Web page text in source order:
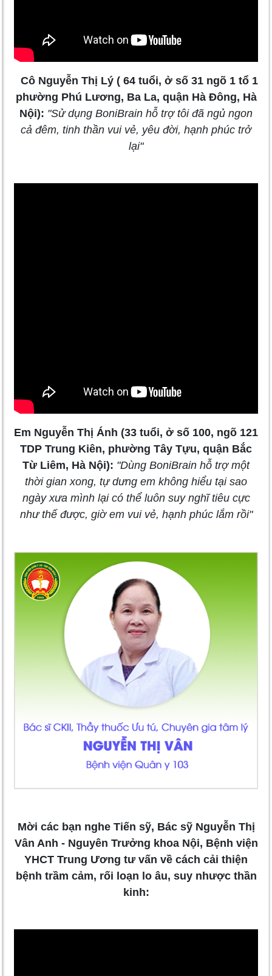
Cô Nguyễn Thị Lý ( 64 tuổi, ở số 31 ngõ 1 tổ 1
phường Phú Lương, Ba La, quận Hà Đông, Hà
Nội): "Sử dụng BoniBrain hỗ trợ tôi đã ngủ ngon
cả đêm, tinh thần vui vẻ, yêu đời, hạnh phúc trở
lại"
Em Nguyễn Thị Ánh (33 tuổi, ở số 100, ngõ 121
TDP Trung Kiên, phường Tây Tựu, quận Bắc
Từ Liêm, Hà Nội): "Dùng BoniBrain hỗ trợ một
thời gian xong, tự dưng em không hiểu tại sao
ngày xưa mình lại có thể luôn suy nghĩ tiêu cực
như thế được, giờ em vui vẻ, hạnh phúc lắm rồi"
Mời các bạn nghe Tiến sỹ, Bác sỹ Nguyễn Thị
Vân Anh - Nguyên Trưởng khoa Nội, Bệnh viện
YHCT Trung Ương tư vấn về cách cải thiện
bệnh trầm cảm, rối loạn lo âu, suy nhược thần
kinh: